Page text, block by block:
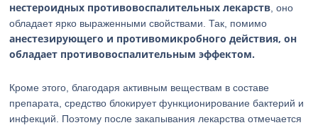
нестероидных противовоспалительных лекарств , оно
обладает ярко выраженными свойствами. Так, помимо
анестезирующего и противомикробного действия, он
обладает противовоспалительным эффектом.
Кроме этого, благодаря активным веществам в составе
препарата, средство блокирует функционирование бактерий и
инфекций. Поэтому после закапывания лекарства отмечается